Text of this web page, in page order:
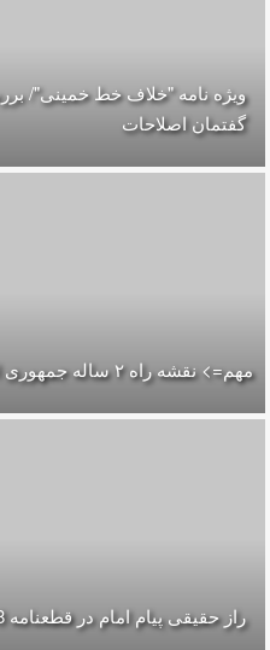
ویژه نامه "خلاف خط خمینی"/
گفتمان اصلاحات
مهم=> نقشه راه ۲ ساله جمهوری اسلامی ایران در مقابل آمریکا
راز حقیقی پیام امام در قطعنامه 598